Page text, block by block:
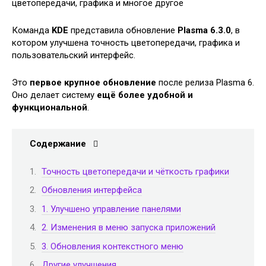
Команда KDE представила обновление Plasma 6.3.0, в
котором улучшена точность цветопередачи, графика и
пользовательский интерфейс.
Это первое крупное обновление после релиза Plasma 6.
Оно делает систему ещё более удобной и
функциональной.
Содержание
Точность цветопередачи и чёткость графики
Обновления интерфейса
1. Улучшено управление панелями
2. Изменения в меню запуска приложений
3. Обновления контекстного меню